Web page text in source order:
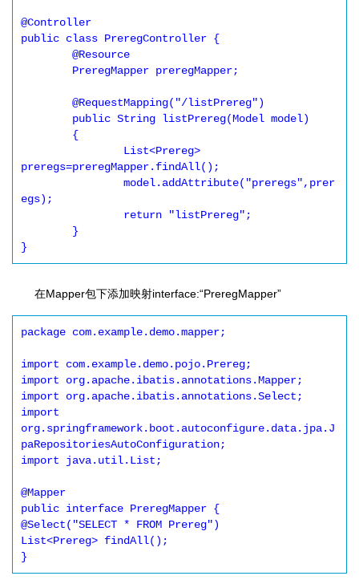
@Controller
public class PreregController {
preregs=preregMapper.findAll();
egs);
}
在Mapper包下添加映射interface:“PreregMapper”
package com.example.demo.mapper;
import com.example.demo.pojo.Prereg;
import org.apache.ibatis.annotations.Mapper;
import org.apache.ibatis.annotations.Select;
import
org.springframework.boot.autoconfigure.data.jpa.J
paRepositoriesAutoConfiguration;
import java.util.List;
@Mapper
public interface PreregMapper {
@Select("SELECT * FROM Prereg")
List<Prereg> findAll();
}